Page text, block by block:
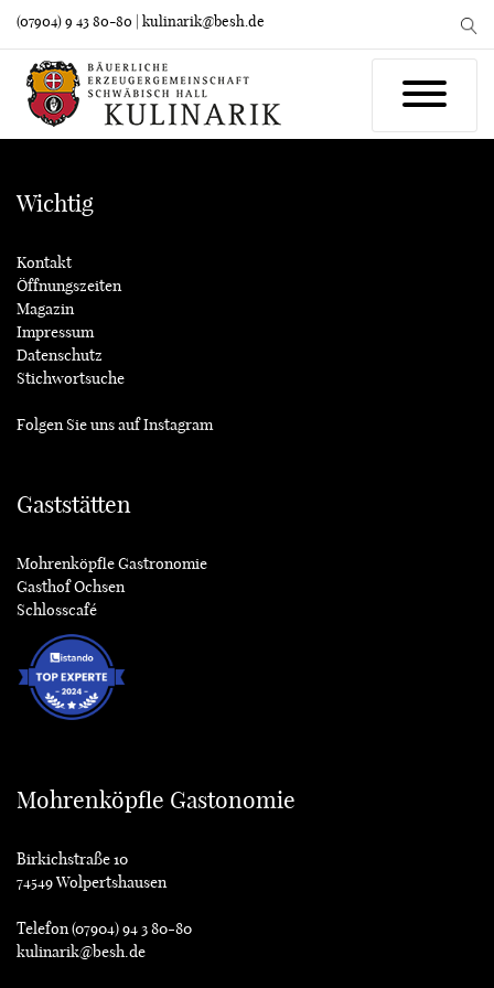
(07904) 9 43 80-80 kulinarik@besh.de
Wichtig
Kontakt
Öffnungszeiten
Magazin
Impressum
Datenschutz
Stichwortsuche
Folgen Sie uns aufInstagram
Gaststätten
Mohrenköpfle Gastronomie
Gasthof Ochsen
Schlosscafé
Mohrenköpfle Gastonomie
Birkichstraße 10
74549 Wolpertshausen
Telefon (07904) 94 3 80-80
kulinarik@besh.de